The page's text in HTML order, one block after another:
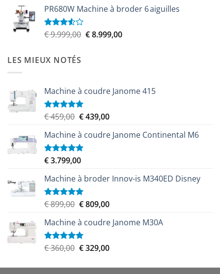
5
initial
€ 6.100,00.
actuel
€ 5.579,00.
PR680W Machine à broder 6 aiguilles
Note
€9.999,00 Le
€8.999,00Le
LES MIEUX NOTÉS
Machine à coudre Janome 415
Note5.00
€459,00 Le
initial
était :
€ 459,00.
€439,00Le
actuel
Machine à coudre Janome Continental M6
Note5.00
€3.799,00
Machine à broder Innov-is M340ED Disney
Note5.00
€899,00 Le
initial
était :
€ 899,00.
€809,00Le
actuel
€ 809,00.
Machine à coudre Janome M30A
Note5.00
€360,00 Le
initial
€329,00Le
actuel